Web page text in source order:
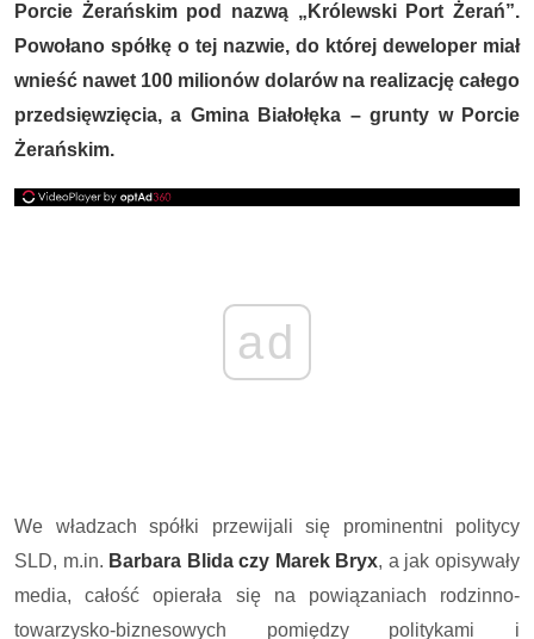
Porcie Żerańskim pod nazwą „Królewski Port Żerań”.
Powołano spółkę o tej nazwie, do której deweloper miał
wnieść nawet 100 milionów dolarów na realizację całego
przedsięwzięcia, a Gmina Białołęka – grunty w Porcie
Żerańskim.
ad
We władzach spółki przewijali się prominentni politycy
SLD, m.in. Barbara Blida czy Marek Bryx, a jak opisywały
media, całość opierała się na powiązaniach rodzinno-
towarzysko-biznesowych pomiędzy politykami i